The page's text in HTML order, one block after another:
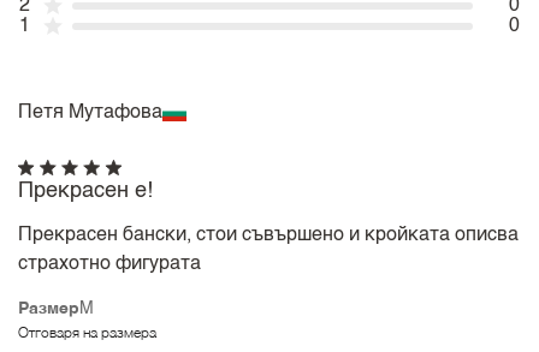
2
0
1
0
Петя Мутафова
Размер M
Отговаря на размера
Прекрасен е!
Прекрасен бански, стои съвършено и кройката описва
страхотно фигурата